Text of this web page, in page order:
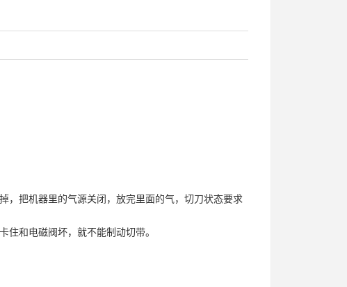
，把机器里的气源关闭，放完里面的气，切刀状态要求
住和电磁阀坏，就不能制动切带。